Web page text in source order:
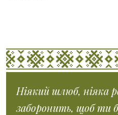
Ніякий шлюб, ніяка
заборонить, щоб ти